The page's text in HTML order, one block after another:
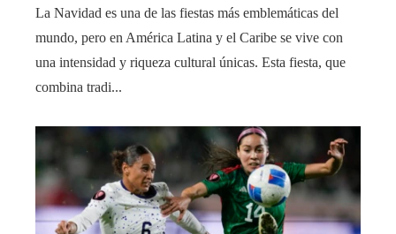
La Navidad es una de las fiestas más emblemáticas del
mundo, pero en América Latina y el Caribe se vive con
una intensidad y riqueza cultural únicas. Esta fiesta, que
combina tradi...